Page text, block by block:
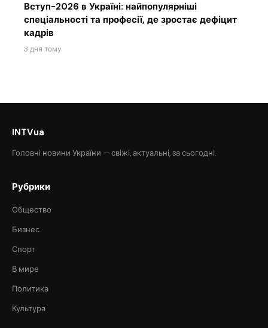
Вступ-2026 в Україні: найпопулярніші
спеціальності та професії, де зростає дефіцит
кадрів
3 дня тому
INTVua
Головні новини України — свіжі, актуальні, за сьогодні.
Рубрики
Общество
Бизнес
Спорт
В мире
Политика
Культура